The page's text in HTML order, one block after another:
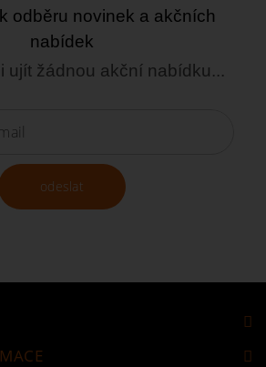
odběru novinek a akčních
nabídek
ujít žádnou akční nabídku...
odeslat